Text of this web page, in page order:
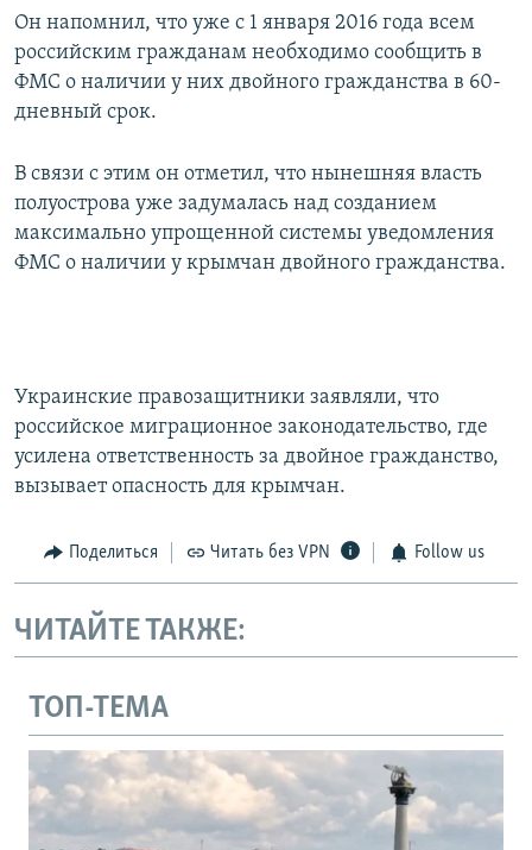
Он напомнил, что уже с 1 января 2016 года всем
российским гражданам необходимо сообщить в
ФМС о наличии у них двойного гражданства в 60-
дневный срок.
В связи с этим он отметил, что нынешняя власть
полуострова уже задумалась над созданием
максимально упрощенной системы уведомления
ФМС о наличии у крымчан двойного гражданства.
Украинские правозащитники заявляли, что
российское миграционное законодательство, где
усилена ответственность за двойное гражданство,
вызывает опасность для крымчан.
Поделиться Читать без VPN Follow us
ЧИТАЙТЕ ТАКЖЕ:
ТОП-ТЕМА